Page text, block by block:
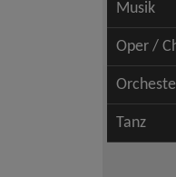
Musik
Oper /
Tanz